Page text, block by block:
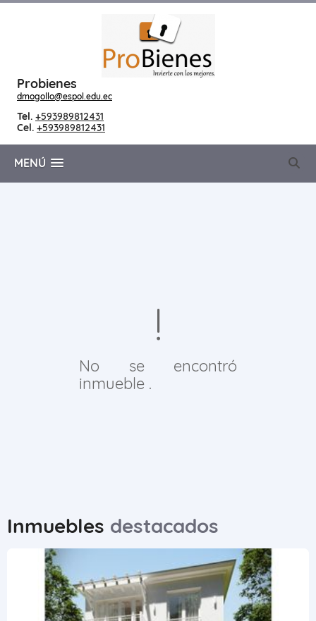
Probienes
dmogollo@espol.edu.ec
Tel. +593989812431
Cel. +593989812431
MENÚ
No se encontró
inmueble .
Inmuebles destacados